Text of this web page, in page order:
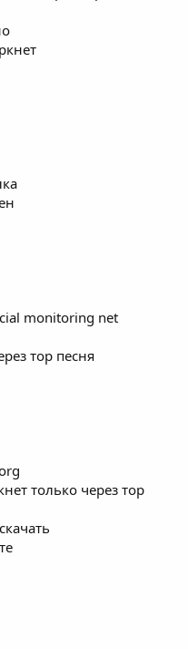
monitoring net
тор песня
только через тор